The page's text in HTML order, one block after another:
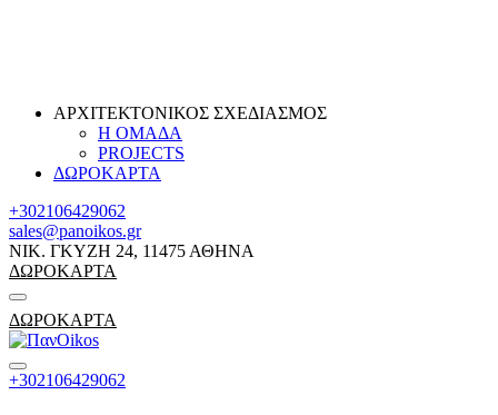
ΑΡΧΙΤΕΚΤΟΝΙΚΟΣ ΣΧΕΔΙΑΣΜΟΣ
Η ΟΜΑΔΑ
PROJECTS
ΔΩΡΟΚΑΡΤΑ
+302106429062
sales@panoikos.gr
ΝΙΚ. ΓΚΥΖΗ 24, 11475 ΑΘΗΝΑ
ΔΩΡΟΚΑΡΤΑ
ΔΩΡΟΚΑΡΤΑ
+302106429062